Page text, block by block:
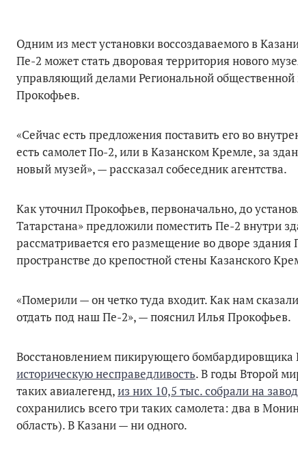
Одним из мест установки воссоздаваемого в
Пе-2 может стать дворовая территория нового
управляющий делами Региональной
Прокофьев.
«Сейчас есть предложения поставить его во
есть самолет По-2, или в Казанском Кремле, за
новый музей», — рассказал собеседник агентства.
Как уточнил Прокофьев, первоначально, до
Татарстана» предложили поместить Пе-2 внутри
рассматривается его размещение во дворе
пространстве до крепостной стены Казанского
«Померили — он четко туда входит. Как нам
отдать под наш Пе-2», — пояснил Илья Прокофьев.
Восстановлением пикирующего бомбардировщика
историческую несправедливость. В годы Второй
таких авиалегенд,из них 10,5 тыс. собрали на
сохранились всего три таких самолета: два в
область). В Казани — ни одного.